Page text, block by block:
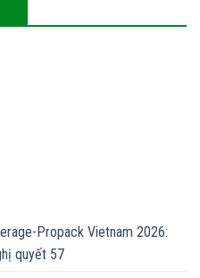
Propack Vietnam 2026:
quyết 57